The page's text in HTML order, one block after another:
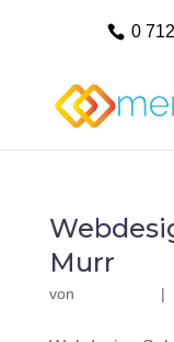
0
Murr
von |